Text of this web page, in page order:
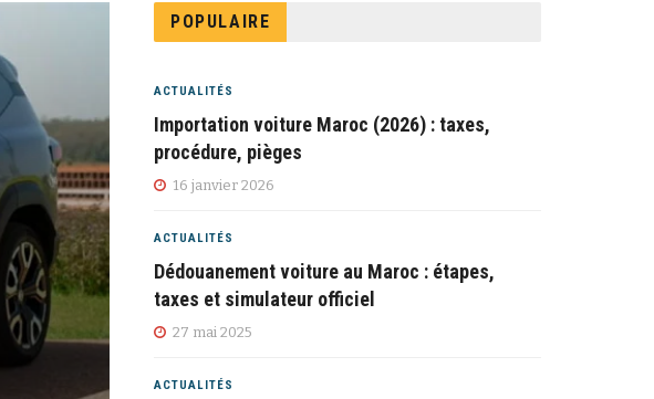
POPULAIRE
ACTUALITÉS
Importation voiture Maroc (2026) : taxes,
procédure, pièges
16 janvier 2026
ACTUALITÉS
Dédouanement voiture au Maroc : étapes,
taxes et simulateur officiel
27 mai 2025
ACTUALITÉS